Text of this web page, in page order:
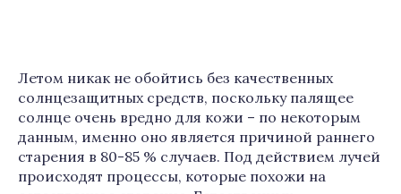
Летом никак не обойтись без качественных
солнцезащитных средств, поскольку палящее
солнце очень вредно для кожи – по некоторым
данным, именно оно является причиной раннего
старения в 80-85 % случаев. Под действием лучей
происходят процессы, которые похожи на